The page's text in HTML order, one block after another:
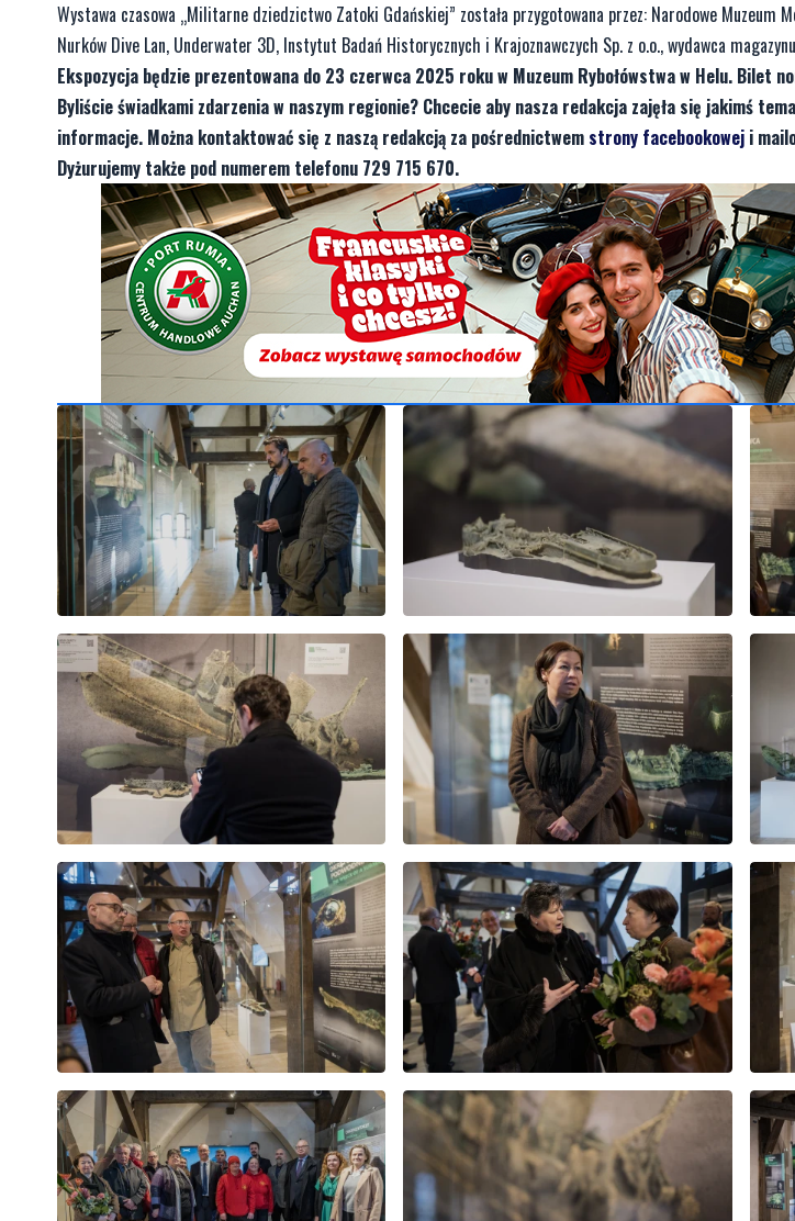
Wystawa czasowa „Militarne dziedzictwo Zatoki Gdańskiej” została przygotowana przez: Narodowe Muzeum
Nurków Dive Lan, Underwater 3D, Instytut Badań Historycznych i Krajoznawczych Sp. z o.o., wydawca
Ekspozycja będzie prezentowana do 23 czerwca 2025 roku w Muzeum Rybołówstwa w Helu. Bilet
Byliście świadkami zdarzenia w naszym regionie? Chcecie aby nasza redakcja zajęła się jakimś
informacje. Można kontaktować się z naszą redakcją za pośrednictwem strony facebookowej i
Dyżurujemy także pod numerem telefonu 729 715 670.